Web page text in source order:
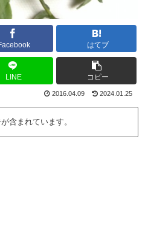
はてブ
LINE コピー
2016.04.09 2024.01.25
含まれています。